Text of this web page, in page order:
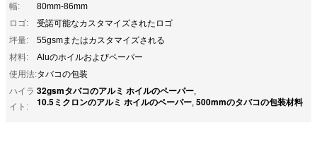
幅:
80mm-86mm
ロゴ:
受諾可能なカスタマイズされたロゴ
坪量:
55gsmまたはカスタマイズされる
材料:
Aluのホイルおよびペーパー
使用法:タバコの包装
ハイラ
イト:
32gsmタバコのアルミ ホイルのペーパー,
10.5ミクロンのアルミ ホイルのペーパー, 500mmのタバコの包装材料